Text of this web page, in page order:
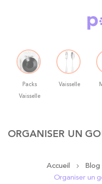
Packs
Vaisselle
Vaisselle
au
ORGANISER UN
Accueil Blog
Organiser un